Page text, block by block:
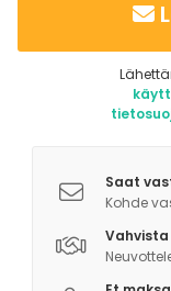
Saat
Kohde